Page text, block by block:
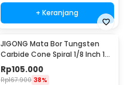
+ Keranjang
JIGONG Mata Bor Tungsten
Carbide Cone Spiral 1/8 Inch 10
PCS - JG8
Rp105.000
Rp167.900 38%